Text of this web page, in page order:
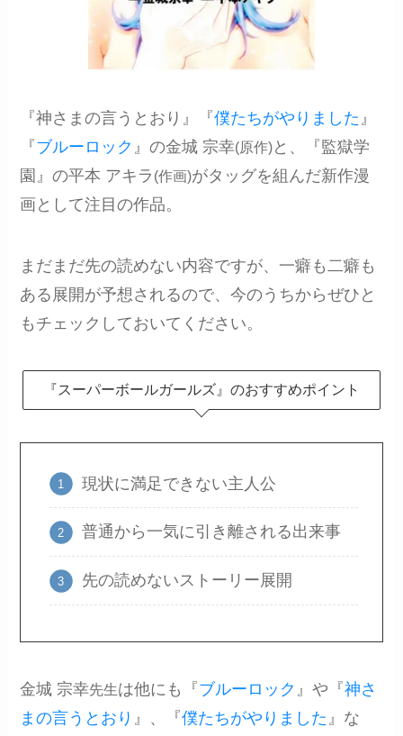
『神さまの言うとおり』『僕たちがやりました 』
『ブルーロック 』の金城 宗幸(原作)と、『監獄学
園』の平本 アキラ (作画)がタッグを組んだ新作漫
画として注目の作品。
まだまだ先の読めない内容ですが、一癖も二癖も
ある展開が予想されるので、今のうちからぜひと
もチェックしておいてください。
『スーパーボールガールズ』のおすすめポイント
現状に満足できない主人公
普通から一気に引き離される出来事
先の読めないストーリー展開
金城 宗幸先生は他にも『ブルーロック 』や『神さ
まの言うとおり 』、『僕たちがやりました 』な